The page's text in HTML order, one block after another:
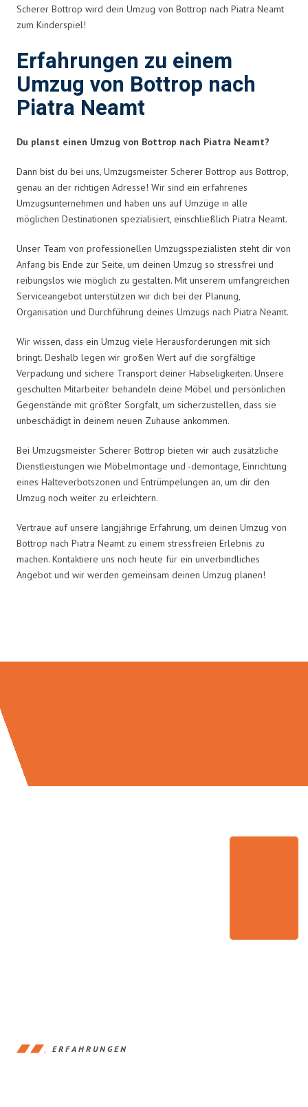
Scherer Bottrop wird dein Umzug von Bottrop nach Piatra Neamt
zum Kinderspiel!
Erfahrungen zu einem
Umzug von Bottrop nach
Piatra Neamt
Du planst einen Umzug von Bottrop nach Piatra Neamt?
Dann bist du bei uns, Umzugsmeister Scherer Bottrop aus Bottrop,
genau an der richtigen Adresse! Wir sind ein erfahrenes
Umzugsunternehmen und haben uns auf Umzüge in alle
möglichen Destinationen spezialisiert, einschließlich Piatra Neamt.
Unser Team von professionellen Umzugsspezialisten steht dir von
Anfang bis Ende zur Seite, um deinen Umzug so stressfrei und
reibungslos wie möglich zu gestalten. Mit unserem umfangreichen
Serviceangebot unterstützen wir dich bei der Planung,
Organisation und Durchführung deines Umzugs nach Piatra Neamt.
Wir wissen, dass ein Umzug viele Herausforderungen mit sich
bringt. Deshalb legen wir großen Wert auf die sorgfältige
Verpackung und sichere Transport deiner Habseligkeiten. Unsere
geschulten Mitarbeiter behandeln deine Möbel und persönlichen
Gegenstände mit größter Sorgfalt, um sicherzustellen, dass sie
unbeschädigt in deinem neuen Zuhause ankommen.
Bei Umzugsmeister Scherer Bottrop bieten wir auch zusätzliche
Dienstleistungen wie Möbelmontage und -demontage, Einrichtung
eines Halteverbotszonen und Entrümpelungen an, um dir den
Umzug noch weiter zu erleichtern.
Vertraue auf unsere langjährige Erfahrung, um deinen Umzug von
Bottrop nach Piatra Neamt zu einem stressfreien Erlebnis zu
machen. Kontaktiere uns noch heute für ein unverbindliches
Angebot und wir werden gemeinsam deinen Umzug planen!
ERFAHRUNGEN